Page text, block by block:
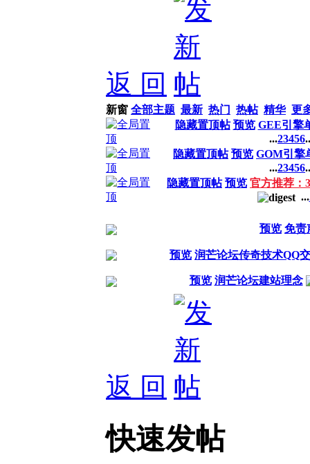
返 回
新窗 全部主题 最新 热门 热帖 精华 更
隐藏置顶帖 预览 GEE引擎
...23456..
隐藏置顶帖 预览 GOM引擎
...23456..
隐藏置顶帖 预览 官方推荐：
...
预览 免责
预览 润芒论坛传奇技术QQ
预览 润芒论坛建站理念
返 回
快速发帖